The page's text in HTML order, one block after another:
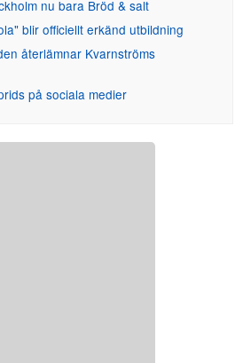
nu bara Bröd & salt
blir officiellt erkänd utbildning
återlämnar Kvarnströms
på sociala medier